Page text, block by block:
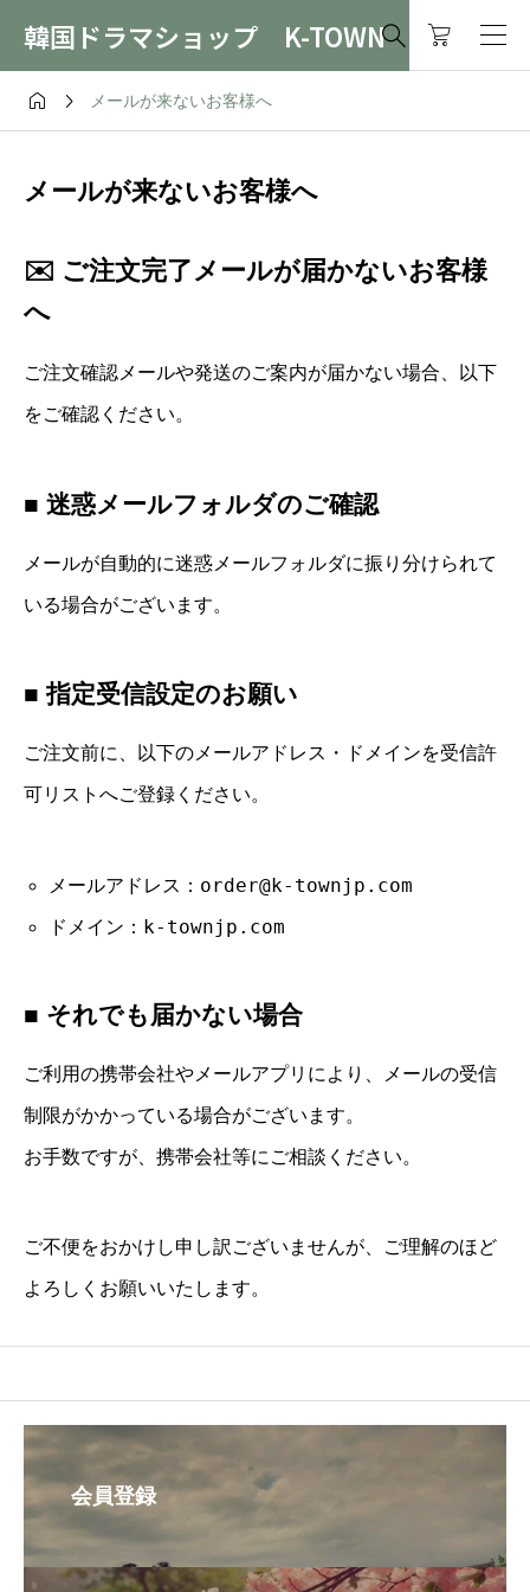
韓国ドラマショップ K-TOWN
  メールが来ないお客様へ
メールが来ないお客様へ
✉️ ご注文完了メールが届かないお客様
へ
ご注文確認メールや発送のご案内が届かない場合、以下
をご確認ください。
■ 迷惑メールフォルダのご確認
メールが自動的に迷惑メールフォルダに振り分けられて
いる場合がございます。
■ 指定受信設定のお願い
ご注文前に、以下のメールアドレス・ドメインを受信許
可リストへご登録ください。
メールアドレス： order@k-townjp.com
ドメイン： k-townjp.com
■ それでも届かない場合
ご利用の携帯会社やメールアプリにより、メールの受信
制限がかかっている場合がございます。
お手数ですが、携帯会社等にご相談ください。
ご不便をおかけし申し訳ございませんが、ご理解のほど
よろしくお願いいたします。
会員登録